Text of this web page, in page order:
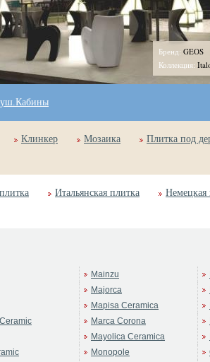
Бренд:GEOS
Коллекция:
Клинкер Мозаика Плитка под
Итальянская плитка Немецкая
Mainzu
Majorca
Mapisa Ceramica
Marca Corona
Mayolica Ceramica
Monopole